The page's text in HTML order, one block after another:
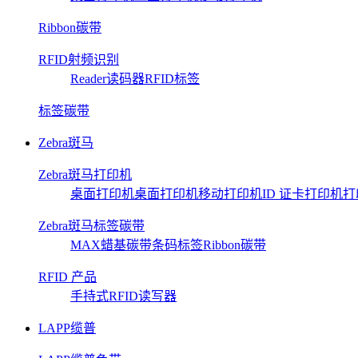
Ribbon碳带
RFID射频识别
Reader读码器RFID标签
标签碳带
Zebra斑马
Zebra斑马打印机
桌面打印机桌面打印机移动打印机ID 证卡打印机打
Zebra斑马标签碳带
MAX蜡基碳带条码标签Ribbon碳带
RFID 产品
手持式RFID读写器
LAPP缆普